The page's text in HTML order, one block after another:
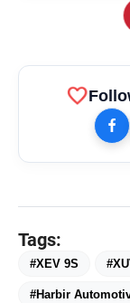
favorite
Tags:
#XEV 9S
#Harbir